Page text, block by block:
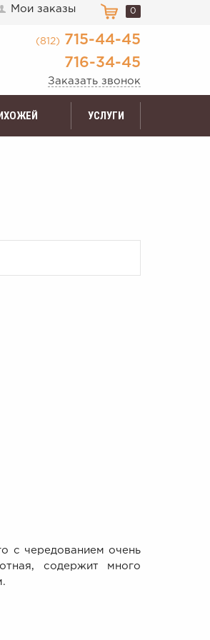
Мои заказы 0
(812)
715-44-45
716-34-45
Заказать звонок
УСЛУГИ
с чередованием очень
содержит много